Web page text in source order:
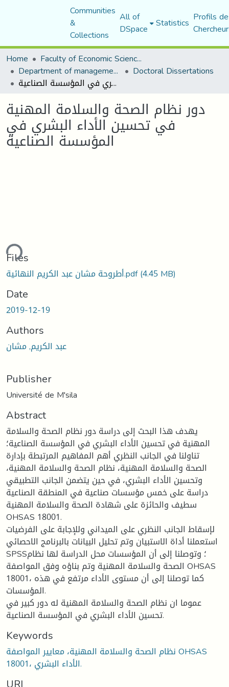
Communities
&
Collections
All of
DSpace Statistics Profils
Home
Faculty of Economic Sciences, Commerce and Management Sciences
Department of management sciences Doctoral Dissertations
دور نظام الصحة والسلامة المهنية في تحسين الأداء البشري في المؤسسة الصناعية
دور نظام الصحة والسلامة المهنية
في تحسين الأداء البشري في
المؤسسة الصناعية
Files
أطروحة مشان عبد الكريم النهائية.pdf(4.45 MB)
Date
2019-12-19
Authors
عبد الكريم, مشان
Publisher
Université de M'sila
Abstract
يهدف هذا البحث إلى دراسة دور نظام الصحة والسلامة
المهنية في تحسين الأداء البشري في المؤسسة الصناعية؛
تناولنا في الجانب النظري أهم المفاهيم المرتبطة بإدارة
الصحة والسلامة المهنية، نظام الصحة والسلامة المهنية،
وتحسين الأداء البشري، في حين يتضمن الجانب التطبيقي
دراسة على خمس مؤسسات صناعية في المنطقة الصناعية
سطيف والحائزة على شهادة الصحة والسلامة المهنية
OHSAS 18001.
لإسقاط الجانب النظري على الميداني وللإجابة على الفرضيات
استعملنا أداة الاستبيان وتم تحليل البيانات بالبرنامج الاحصائي
SPSS؛ وتوصلنا إلى أن المؤسسات محل الدراسة لها نظام
الصحة والسلامة المهنية وتم بناؤه وفق المواصفة OHSAS
18001، كما توصلنا إلى أن مستوى الأداء مرتفع في هذه
المؤسسات.
عموما ان نظام الصحة والسلامة المهنية له دور كبير في
تحسين الأداء البشري في المؤسسة الصناعية.
Keywords
نظام الصحة والسلامة المهنية، معايير المواصفة OHSAS
18001، الأداء البشري.